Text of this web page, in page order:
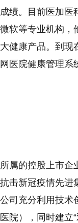
绩。目前医加
软等专业机构
健康产品。到
医院健康管理系
属的控股上市
击新冠疫情先
司充分利用技
院），同时建立